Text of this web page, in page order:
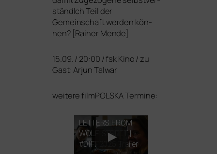
ständlch Teil der
Gemeinschaft wer­den kön­
nen? [Rainer Mende]
15.09. / 20:00 / fsk Kino / zu
Gast: Arjun Talwar
wei­te­re filmPOLSKA Termine:
LETTERS FROM
WOLF
STREET|
#DIFF2025 Trailer